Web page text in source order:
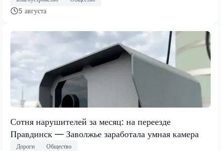
5 августа
Сотня нарушителей за месяц: на переезде
Правдинск — Заволжье заработала умная камера
Дороги Общество